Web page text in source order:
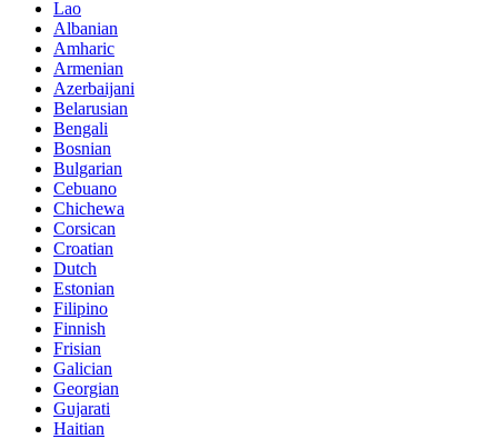
Lao
Albanian
Amharic
Armenian
Azerbaijani
Belarusian
Bengali
Bosnian
Bulgarian
Cebuano
Chichewa
Corsican
Croatian
Dutch
Estonian
Filipino
Finnish
Frisian
Galician
Georgian
Gujarati
Haitian